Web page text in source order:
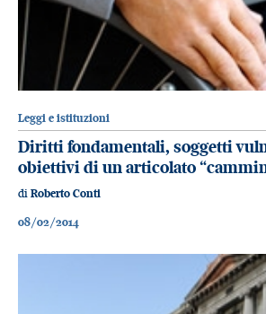
Leggi e istituzioni
Diritti fondamentali, soggetti
obiettivi di un articolato
di Roberto Conti
08/02/2014